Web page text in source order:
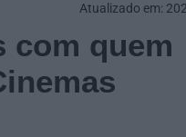
com quem
Atualizado em: